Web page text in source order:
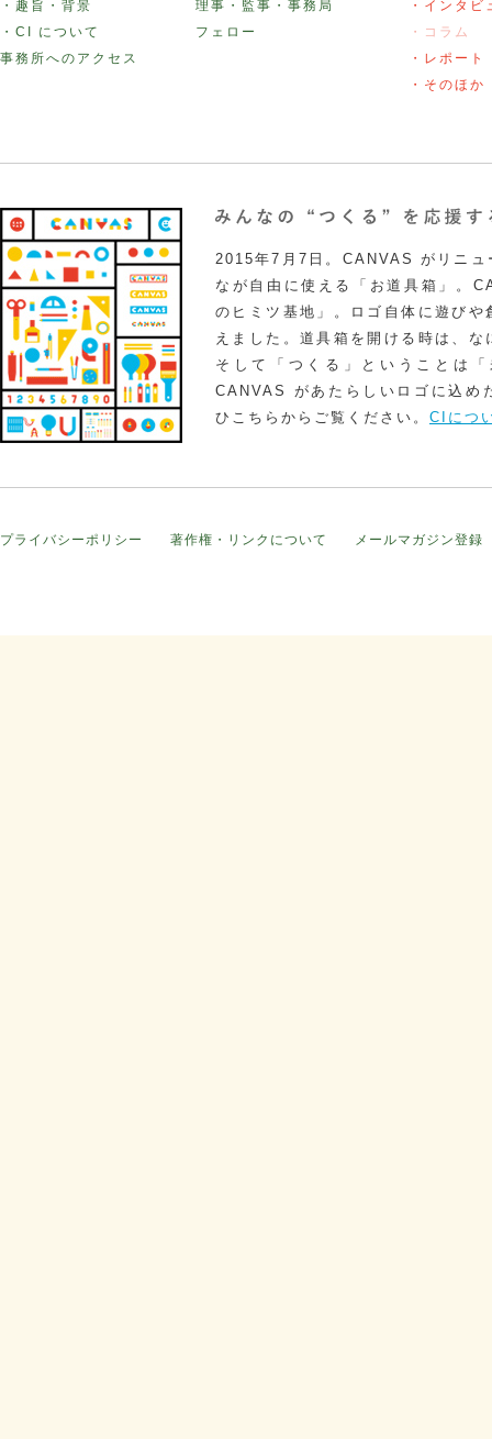
・趣旨・背景
・CI について
事務所へのアクセス
理事・監事・事務局
フェロー
・インタビ
・コラム
・レポート
・そのほか
2015年7月7日。CANVAS がリニュ
なが自由に使える「お道具箱」。
のヒミツ基地」。ロゴ自体に遊び
えました。道具箱を開ける時は、
そして「つくる」ということは
CANVAS があたらしいロゴに込め
ひこちらからご覧ください。 CIにつ
プライバシーポリシー 著作権・リンクについて メールマガジン登録